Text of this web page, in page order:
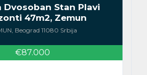
Dvosoban Stan Plavi
47m2, Zemun
Beograd 11080 Srbija
€87.000